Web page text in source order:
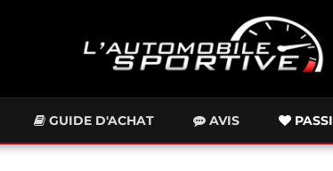
GUIDE D'ACHAT AVIS